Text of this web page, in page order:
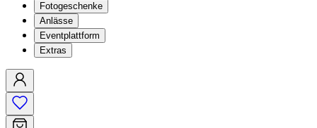
Fotogeschenke
Anlässe
Eventplattform
Extras